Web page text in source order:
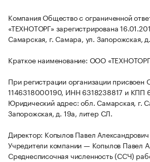
Компания Общество с ограниченной
«ТЕХНОТОРГ» зарегистрирована
Самарская, г. Самара, ул. Запорожская,
Краткое наименование: ООО
При регистрации организации присвоен
1146318000190, ИНН 6318238817 и КПП
Юридический адрес: обл. Самарская, г.
Запорожская, д. 19а, литер СЛ.
Директор: Копылов Павел Александрович
Учредители компании — Копылов Павел
Среднесписочная численность (ССЧ)